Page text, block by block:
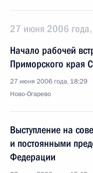
27 июня 2006 года,
Начало рабочей
Приморского края
27 июня 2006 года, 18:29
Ново-Огарево
Выступление на
и постоянными
Федерации